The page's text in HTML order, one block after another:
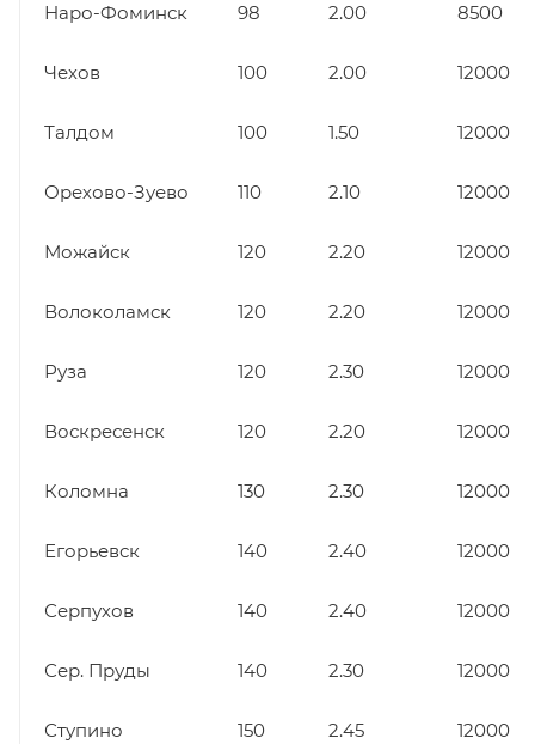
Наро-Фоминск 98 2.00 8500
Чехов 100 2.00 12000
Талдом 100 1.50 12000
Орехово-Зуево 110 2.10 12000
Можайск 120 2.20 12000
Волоколамск 120 2.20 12000
Руза 120 2.30 12000
Воскресенск 120 2.20 12000
Коломна 130 2.30 12000
Егорьевск 140 2.40 12000
Серпухов 140 2.40 12000
Сер. Пруды 140 2.30 12000
Ступино 150 2.45 12000